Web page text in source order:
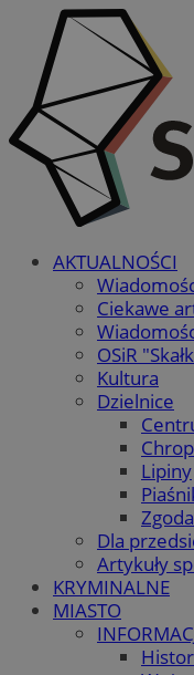
AKTUALNOŚCI
Ciekawe
OSiR
Kultura
Dzielnice
Lipiny
Zgoda
Dla
Artykuły
KRYMINALNE
MIASTO